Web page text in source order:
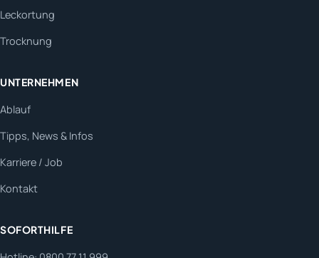
Leckortung
Trocknung
UNTERNEHMEN
Ablauf
Tipps, News & Infos
Karriere / Job
Kontakt
SOFORTHILFE